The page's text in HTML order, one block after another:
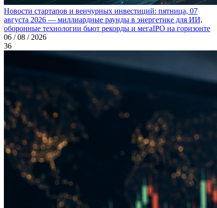
Новости стартапов и венчурных инвестиций: пятница, 07
августа 2026 — миллиардные раунды в энергетике для ИИ,
оборонные технологии бьют рекорды и мегаIPO на горизонте
06 / 08 / 2026
36